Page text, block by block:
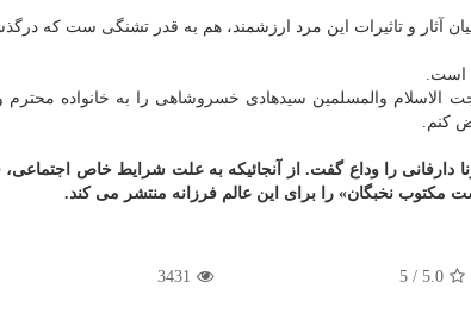
آثار و تاثیرات این مرد ارزشمند، هم به قدر تشنگی ست كه
است.
والمسلمین سیدهادی خسروشاهی را به خانواده محترم
كنم.
۸ اسفند به علت بیماری كرونا دارفانی را وداع گفت. از آنجائیكه به علت شرایط خاص
مكتوب نخبگان» را برای این عالم فرزانه منتشر می كند.
5.0
/
5
3431